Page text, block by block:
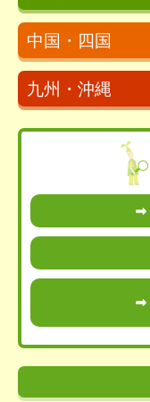
中国・四国
九州・沖縄